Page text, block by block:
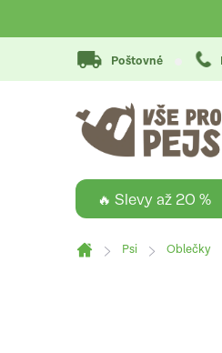
na
Poštovné
🔥 Slevy až 20 %
Domů
Psi Oblečky